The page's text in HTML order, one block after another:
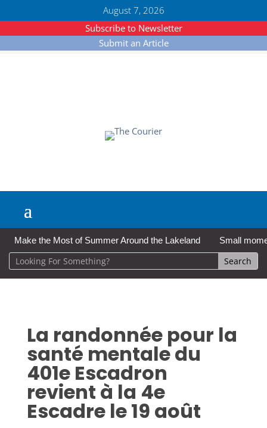
August 7, 2026
Subscribe to Newsletter
Submit an Article
Make the Most of Summer Around the Lakeland Small
La randonnée pour la
santé mentale du
401e Escadron
revient à la 4e
Escadre le 19 août